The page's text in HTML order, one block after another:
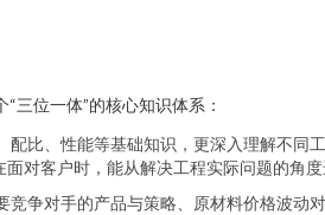
三位一体”的核心知识体系：
配比、性能等基础知识，更深入理解不
对客户时，能从解决工程实际问题的角度
竞争对手的产品与策略、原材料价格波